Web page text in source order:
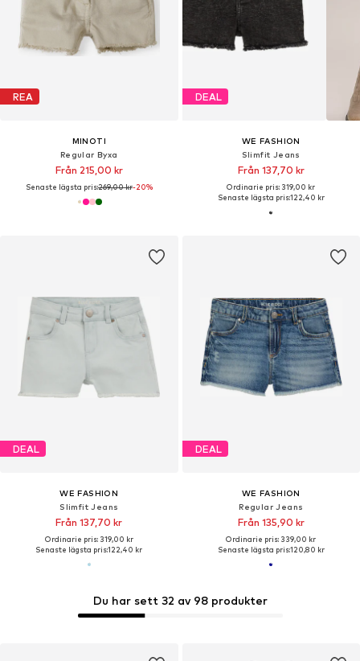
REA
MINOTI
Regular Byxa
Från 215,00 kr
Senaste lägsta pris:269,00 kr-20%
DEAL
WE FASHION
Slimfit Jeans
Från 137,70 kr
Ordinarie pris: 319,00 kr
Senaste lägsta pris:122,40 kr
DEAL
WE FASHION
Slimfit Jeans
Från 137,70 kr
Ordinarie pris: 319,00 kr
Senaste lägsta pris:122,40 kr
DEAL
WE FASHION
Regular Jeans
Från 135,90 kr
Ordinarie pris: 339,00 kr
Senaste lägsta pris:120,80 kr
Du har sett 32 av 98 produkter